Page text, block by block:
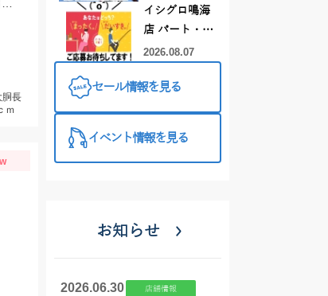
胴長
ｍ
ーダー偏光グ
ラス受注会～
イシグロ鳴海
店 パート・ア
ルバイトスタ
募集中！
2026.08.07
セール情報を見る
イベント情報を見る
お知らせ
2026.06.30 店舗情報